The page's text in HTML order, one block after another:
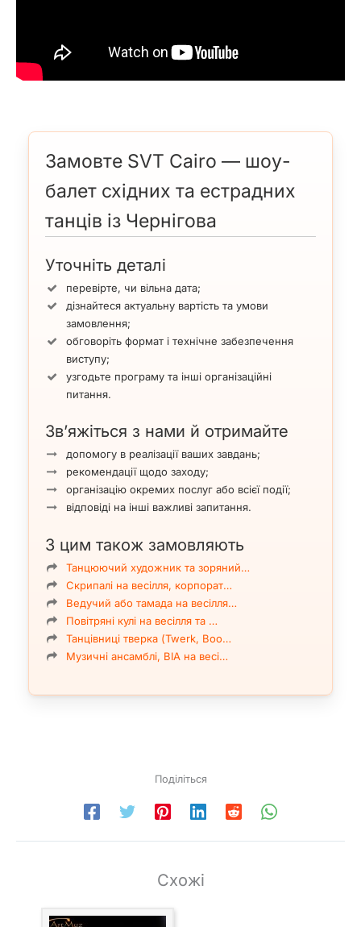
Замовте SVT Cairo — шоу-
балет східних та естрадних
танців із Чернігова
Уточніть деталі
перевірте, чи вільна дата;
дізнайтеся актуальну вартість та умови
замовлення;
обговоріть формат і технічне забезпечення
виступу;
узгодьте програму та інші організаційні
питання.
Зв’яжіться з нами й отримайте
допомогу в реалізації ваших завдань;
рекомендації щодо заходу;
організацію окремих послуг або всієї події;
відповіді на інші важливі запитання.
З цим також замовляють
Танцюючий художник та зоряний…
Скрипалі на весілля, корпорат…
Ведучий або тамада на весілля…
Повітряні кулі на весілля та …
Танцівниці тверка (Twerk, Boo…
Музичні ансамблі, ВІА на весі…
Поділіться
Схожі